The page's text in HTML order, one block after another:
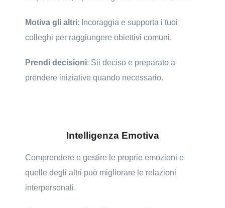
Motiva gli altri: Incoraggia e supporta i tuoi
colleghi per raggiungere obiettivi comuni.
Prendi decisioni: Sii deciso e preparato a
prendere iniziative quando necessario.
Intelligenza Emotiva
Comprendere e gestire le proprie emozioni e
quelle degli altri può migliorare le relazioni
interpersonali.